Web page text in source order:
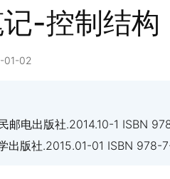
-控制结构
01-02
邮电出版社.2014.10-1 ISBN
出版社.2015.01-01 ISBN